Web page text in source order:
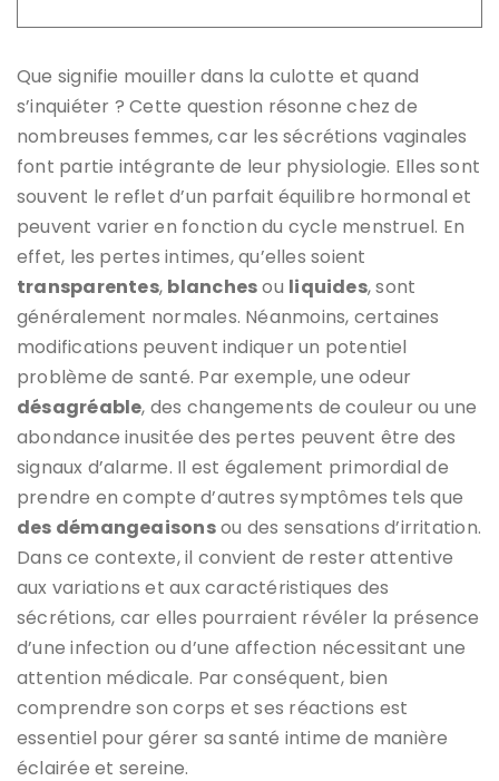
Que signifie mouiller dans la culotte et quand
s’inquiéter ? Cette question résonne chez de
nombreuses femmes, car les sécrétions vaginales
font partie intégrante de leur physiologie. Elles sont
souvent le reflet d’un parfait équilibre hormonal et
peuvent varier en fonction du cycle menstruel. En
effet, les pertes intimes, qu’elles soient
transparentes, blanchesou liquides, sont
généralement normales. Néanmoins, certaines
modifications peuvent indiquer un potentiel
problème de santé. Par exemple, une odeur
désagréable, des changements de couleur ou une
abondance inusitée des pertes peuvent être des
signaux d’alarme. Il est également primordial de
prendre en compte d’autres symptômes tels que
des démangeaisonsou des sensations d’irritation.
Dans ce contexte, il convient de rester attentive
aux variations et aux caractéristiques des
sécrétions, car elles pourraient révéler la présence
d’une infection ou d’une affection nécessitant une
attention médicale. Par conséquent, bien
comprendre son corps et ses réactions est
essentiel pour gérer sa santé intime de manière
éclairée et sereine.